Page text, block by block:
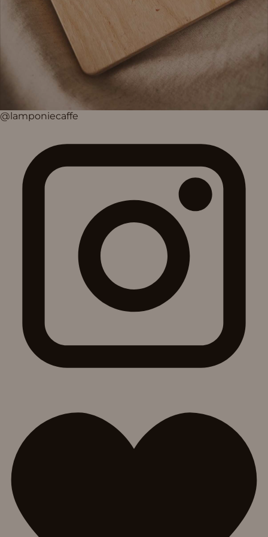
@lamponiecaffe